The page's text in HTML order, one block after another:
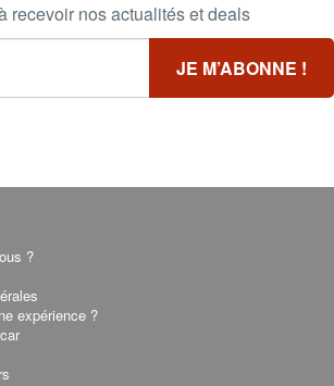
recevoir nos actualités et deals
?
expérience ?